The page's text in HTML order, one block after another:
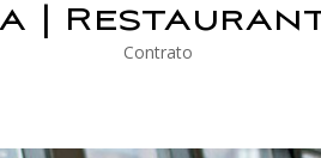
|
Contrato